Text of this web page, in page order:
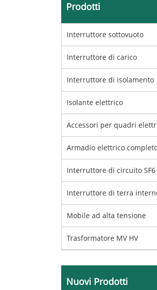
Prodotti
Interruttore sottovuoto
Interruttore di carico
Interruttore di isolamento
Isolante elettrico
Accessori per quadri
Armadio elettrico
Interruttore di circuito SF6
Interruttore di terra
Mobile ad alta tensione
Trasformatore MV HV
Nuovi Prodotti